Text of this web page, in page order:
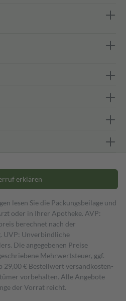
erklären
lesen Sie die Packungsbeilage und
oder in Ihrer Apotheke. AVP:
berechnet nach der
UVP: Unverbindliche
Die angegebenen Preise
Mehrwertsteuer, ggf.
29,00 € Bestell­wert versand­kosten­
vorbehalten. Alle Angebote
der Vorrat reicht.